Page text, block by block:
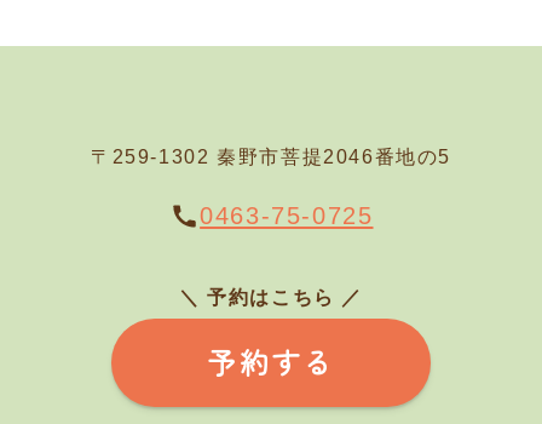
〒259-1302 秦野市菩提2046番地の5
0463-75-0725
＼ 予約はこちら ／
予約する